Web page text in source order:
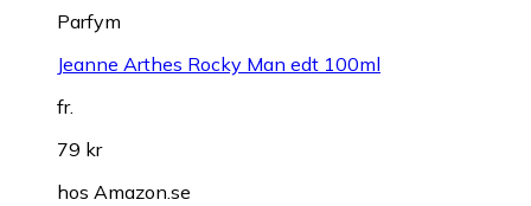
Parfym
Jeanne Arthes Rocky Man edt 100ml
fr.
79 kr
hos Amazon.se